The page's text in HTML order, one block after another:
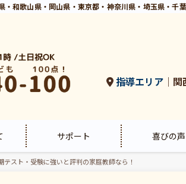
和歌山県・岡山県・東京都・神奈川県・埼玉県・千
サポート 喜びの声
指導エリア｜関
テスト・受験に強いと評判の家庭教師なら！